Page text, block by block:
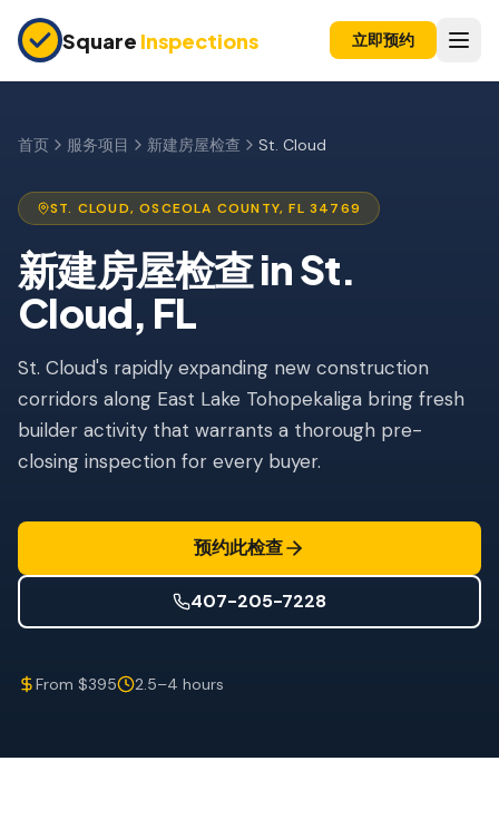
Square Inspections 立即预约
购房前检查
11个月保修检查
公寓检查
上市前检查
投资房产
保险检查
四点检查
飓风后安全检查
首页 服务项目 新建房屋检查 St. Cloud
ST. CLOUD,OSCEOLA COUNTY, FL 34769
新建房屋检查inSt.
Cloud, FL
St. Cloud's rapidly expanding new construction
corridors along East Lake Tohopekaliga bring fresh
builder activity that warrants a thorough pre-
closing inspection for every buyer.
预约此检查
407-205-7228
From $395 2.5–4 hours